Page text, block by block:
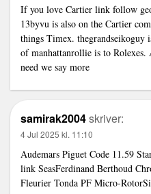
If you love Cartier link follow
13byvu is also on the Cartier
things Timex. thegrandseikoguy
of manhattanrollie is to
need we say more
samirak2004skriver:
4 Jul 2025 kl. 11:10
Audemars Piguet Code 11.59
link SeasFerdinand Berthoud
Fleurier Tonda PF Micro-